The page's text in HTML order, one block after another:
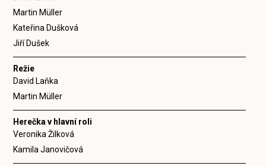
Martin Müller
Kateřina Dušková
Jiří Dušek
Režie
David Laňka
Martin Müller
Herečka v hlavní roli
Veronika Žilková
Kamila Janovičová